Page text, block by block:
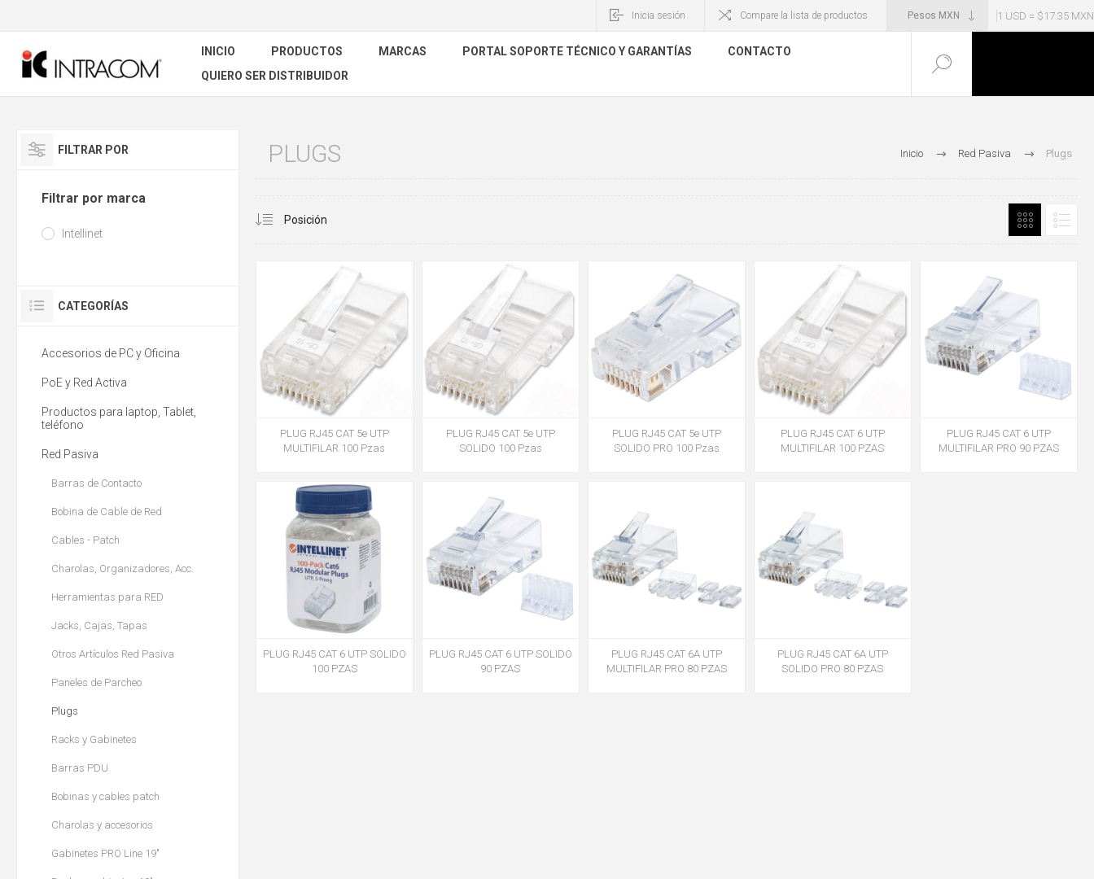
1 USD = $17.35 MXN
Inicia sesión Compare la lista de productos
INICIO PRODUCTOS MARCAS PORTAL SOPORTE TÉCNICO Y GARANTÍAS
CONTACTO
QUIERO SER DISTRIBUIDOR
Inicio Red Pasiva Plugs
PLUGS
PLUG RJ45 CAT 5e UTP
MULTIFILAR 100 Pzas
PLUG RJ45 CAT 5e UTP
SOLIDO 100 Pzas
PLUG RJ45 CAT 5e UTP
SOLIDO PRO 100 Pzas
PLUG RJ45 CAT 6 UTP
MULTIFILAR 100 PZAS
PLUG RJ45 CAT 6 UTP
MULTIFILAR PRO 90 PZAS
PLUG RJ45 CAT 6 UTP SOLIDO
100 PZAS
PLUG RJ45 CAT 6 UTP SOLIDO
90 PZAS
PLUG RJ45 CAT 6A UTP
MULTIFILAR PRO 80 PZAS
PLUG RJ45 CAT 6A UTP
SOLIDO PRO 80 PZAS
FILTRAR POR
Filtrar por marca
Intellinet
CATEGORÍAS
Accesorios de PC y Oficina
PoE y Red Activa
Productos para laptop, Tablet,
teléfono
Red Pasiva
Barras de Contacto
Bobina de Cable de Red
Cables - Patch
Charolas, Organizadores, Acc.
Herramientas para RED
Jacks, Cajas, Tapas
Otros Artículos Red Pasiva
Paneles de Parcheo
Plugs
Racks y Gabinetes
Barras PDU
Bobinas y cables patch
Charolas y accesorios
Gabinetes PRO Line 19"